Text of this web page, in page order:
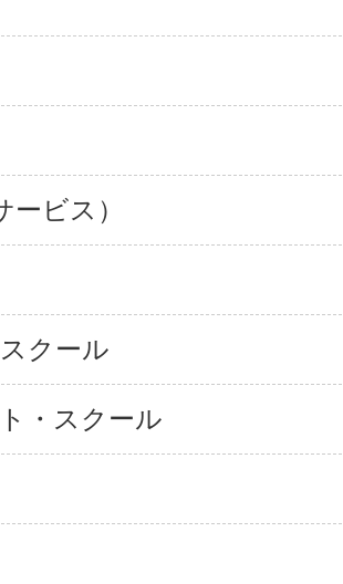
ビス）
クール
・スクール